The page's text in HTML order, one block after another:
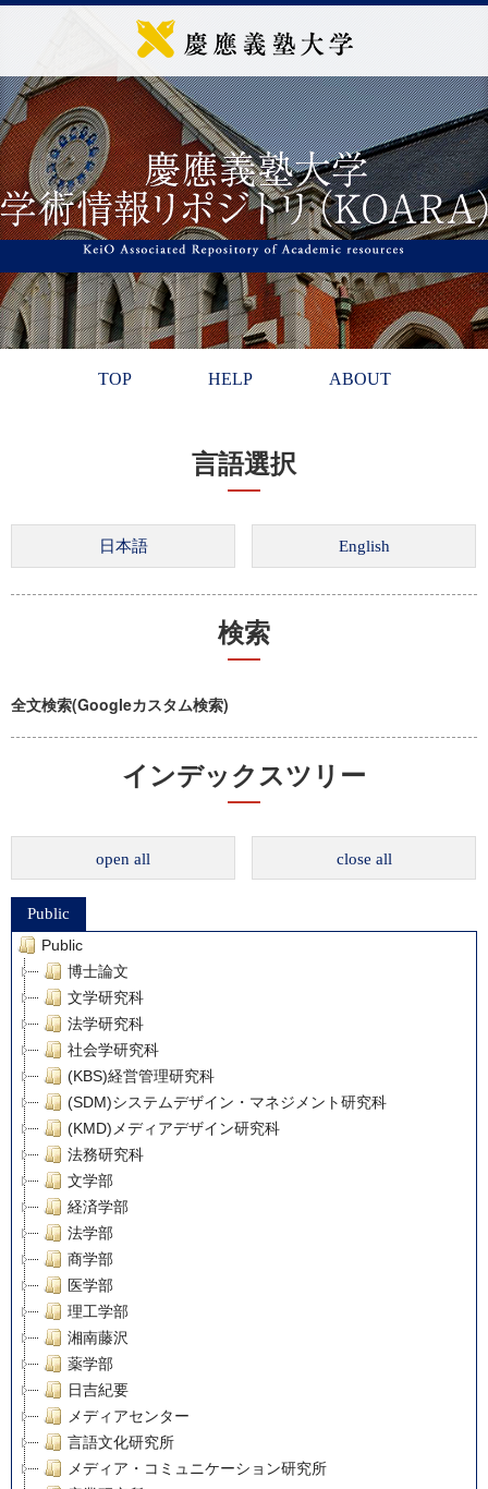
TOP HELP ABOUT
言語選択
検索
全文検索(Googleカスタム検索)
インデックスツリー
open all close all
Public
Public
博士論文
文学研究科
法学研究科
社会学研究科
(KBS)経営管理研究科
(SDM)システムデザイン・マネジメント研究科
(KMD)メディアデザイン研究科
法務研究科
文学部
経済学部
法学部
商学部
医学部
理工学部
湘南藤沢
薬学部
日吉紀要
メディアセンター
言語文化研究所
メディア・コミュニケーション研究所